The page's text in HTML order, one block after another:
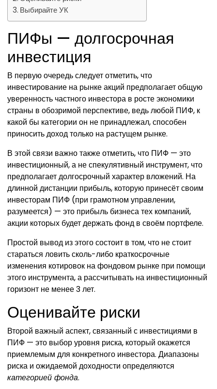
Выбирайте УК
ПИФы — долгосрочная
инвестиция
В первую очередь следует отметить, что
инвестирование на рынке акций предполагает общую
уверенность частного инвестора в росте экономики
страны в обозримой перспективе, ведь любой ПИФ, к
какой бы категории он не принадлежал, способен
приносить доход только на растущем рынке.
В этой связи важно также отметить, что ПИФ — это
инвестиционный, а не спекулятивный инструмент, что
предполагает долгосрочный характер вложений. На
длинной дистанции прибыль, которую принесёт своим
инвесторам ПИФ (при грамотном управлении,
разумеется) — это прибыль бизнеса тех компаний,
акции которых будет держать фонд в своём портфеле.
Простой вывод из этого состоит в том, что не стоит
стараться ловить сколь-либо краткосрочные
изменения котировок на фондовом рынке при помощи
этого инструмента, а рассчитывать на инвестиционный
горизонт не менее 3 лет.
Оценивайте риски
Второй важный аспект, связанный с инвестициями в
ПИФ — это выбор уровня риска, который окажется
приемлемым для конкретного инвестора. Диапазоны
риска и ожидаемой доходности определяются
категорией фонда.